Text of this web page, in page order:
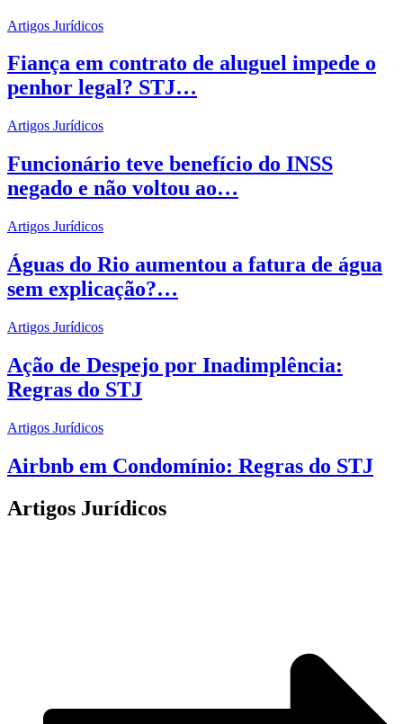
Artigos Jurídicos
Fiança em contrato de aluguel impede o
penhor legal? STJ…
Artigos Jurídicos
Funcionário teve benefício do INSS
negado e não voltou ao…
Artigos Jurídicos
Águas do Rio aumentou a fatura de água
sem explicação?…
Artigos Jurídicos
Ação de Despejo por Inadimplência:
Regras do STJ
Artigos Jurídicos
Airbnb em Condomínio: Regras do STJ
Artigos Jurídicos